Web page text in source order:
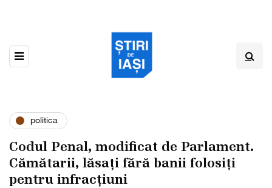
politica
Codul Penal, modificat de Parlament.
Cămătarii, lăsați fără banii folosiți
pentru infracțiuni